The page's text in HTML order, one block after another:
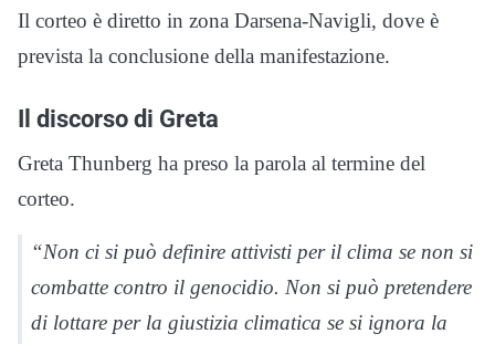
Il corteo è diretto in zona Darsena-Navigli, dove è
prevista la conclusione della manifestazione.
Il discorso di Greta
Greta Thunberg ha preso la parola al termine del
corteo.
“Non ci si può definire attivisti per il clima se non si
combatte contro il genocidio. Non si può pretendere
di lottare per la giustizia climatica se si ignora la